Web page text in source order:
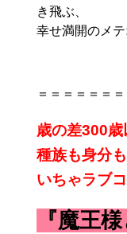
き飛ぶ、
幸せ満開のメ
＝＝＝＝＝＝
歳の差300歳
種族も身分
いちゃラブ
『魔王